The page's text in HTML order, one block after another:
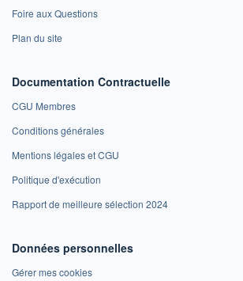
Foire aux Questions
Plan du site
Documentation Contractuelle
CGU Membres
Conditions générales
Mentions légales et CGU
Politique d'exécution
Rapport de meilleure sélection 2024
Données personnelles
Gérer mes cookies